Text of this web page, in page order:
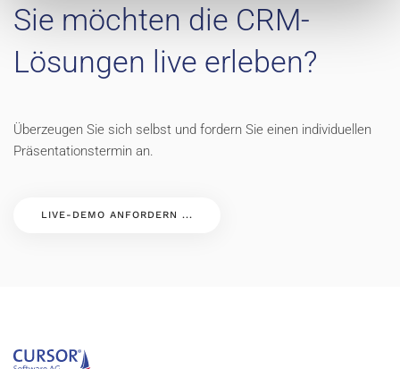
Sie möchten die CRM-
Lösungen live erleben?
Überzeugen Sie sich selbst und fordern Sie einen individuellen
Präsentationstermin an.
LIVE-DEMO ANFORDERN ...